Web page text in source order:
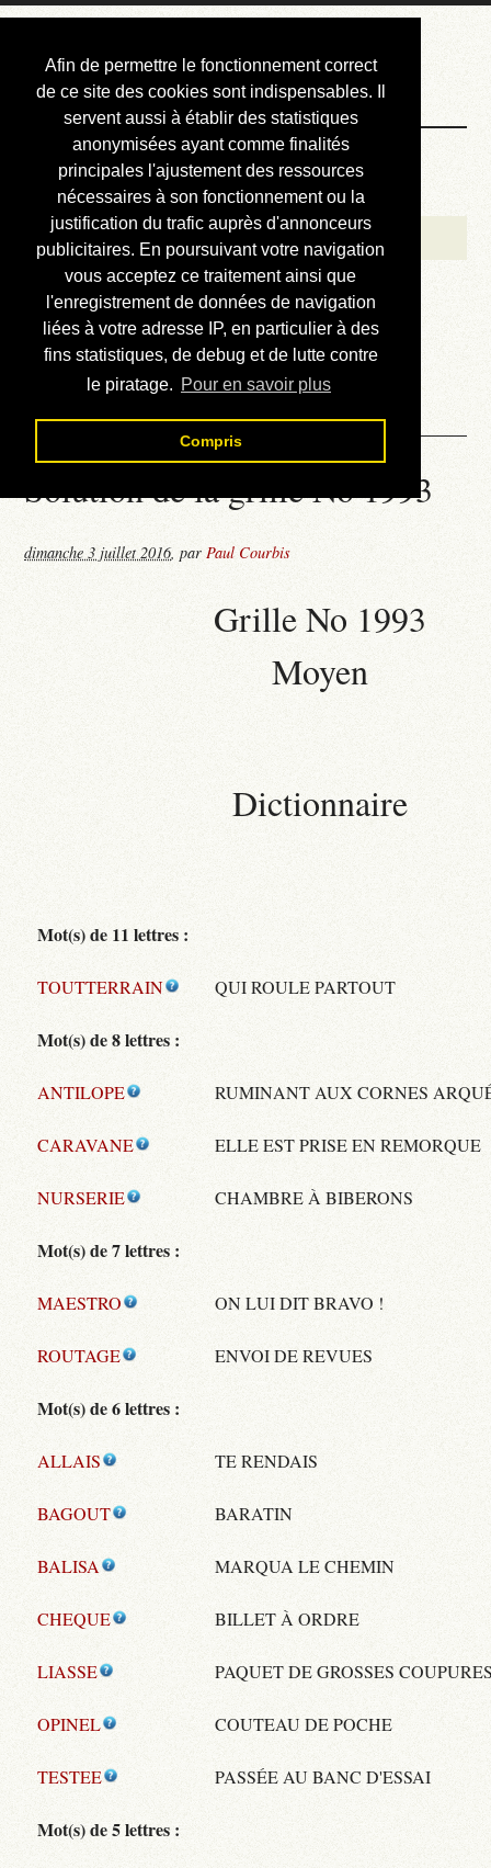
Afin de permettre le fonctionnement correct
de ce site des cookies sont indispensables. Il
servent aussi à établir des statistiques
anonymisées ayant comme finalités
principales l'ajustement des ressources
nécessaires à son fonctionnement ou la
justification du trafic auprès d'annonceurs
publicitaires. En poursuivant votre navigation
vous acceptez ce traitement ainsi que
l'enregistrement de données de navigation
liées à votre adresse IP, en particulier à des
fins statistiques, de debug et de lutte contre
le piratage. Pour en savoir plus
Compris
Courbis, « LE »
Blog Officiel
Bienvenue
Réalisations
Divers (et d’été)
Annonces
Liens externes
Téléchargement
Contact
Solution de la grille No 1993
dimanche 3 juillet 2016,parPaul Courbis
Grille No 1993
Moyen
Dictionnaire
Mot(s) de 11 lettres :
TOUTTERRAIN QUI ROULE PARTOUT
Mot(s) de 8 lettres :
ANTILOPE RUMINANT AUX CORNES
CARAVANE ELLE EST PRISE EN REMORQUE
NURSERIE CHAMBRE À BIBERONS
Mot(s) de 7 lettres :
MAESTRO ON LUI DIT BRAVO !
ROUTAGE ENVOI DE REVUES
Mot(s) de 6 lettres :
ALLAIS TE RENDAIS
BAGOUT BARATIN
BALISA MARQUA LE CHEMIN
CHEQUE BILLET À ORDRE
LIASSE PAQUET DE GROSSES
OPINEL COUTEAU DE POCHE
TESTEE PASSÉE AU BANC D'ESSAI
Mot(s) de 5 lettres :